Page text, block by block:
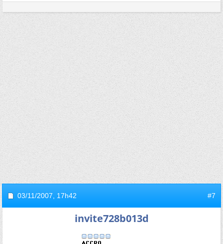
03/11/2007, 17h42 #7
invite728b013d